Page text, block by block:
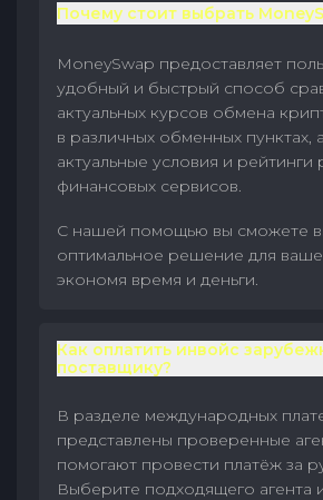
Почему стоит выбрать
MoneySwap предоставляет
удобный и быстрый способ
актуальных курсов обмена
в различных обменных пунктах,
актуальные условия и рейтинги
финансовых сервисов.
С нашей помощью вы сможете
оптимальное решение для
экономя время и деньги.
Как оплатить инвойс
поставщику?
В разделе международных
представлены проверенные
помогают провести платёж за
Выберите подходящего агента